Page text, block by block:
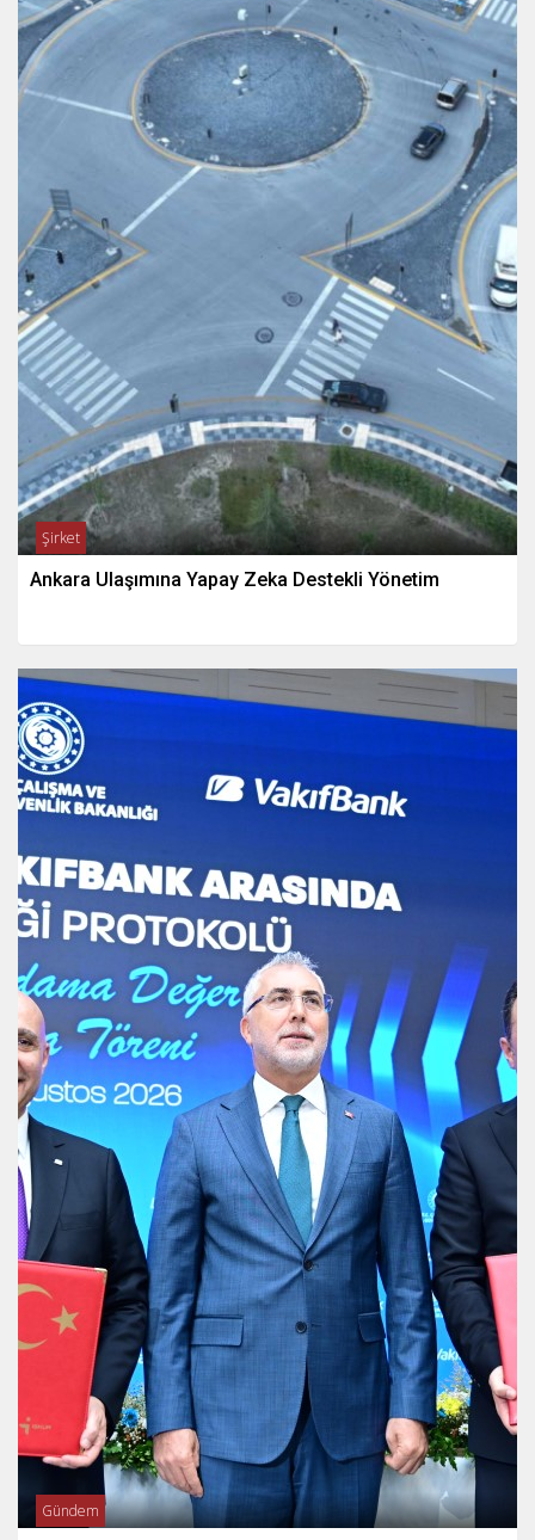
Şirket
Ankara Ulaşımına Yapay Zeka Destekli Yönetim
Gündem